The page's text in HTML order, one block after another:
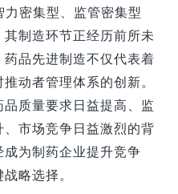
密集型、监管密集型
制造环节正经历前所未
品先进制造不仅代表着
动者管理体系的创新。
质量要求日益提高、监
市场竞争日益激烈的背
为制药企业提升竞争
略选择。